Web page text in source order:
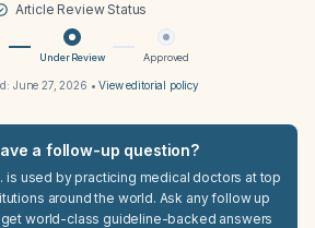
Article Review Status
Under Review Approved
June 27, 2026 •View editorial policy
a follow-up question?
is used by practicing medical doctors at top
around the world. Ask any follow up
world-class guideline-backed answers